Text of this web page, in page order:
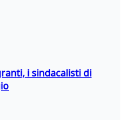
i sindacalisti di